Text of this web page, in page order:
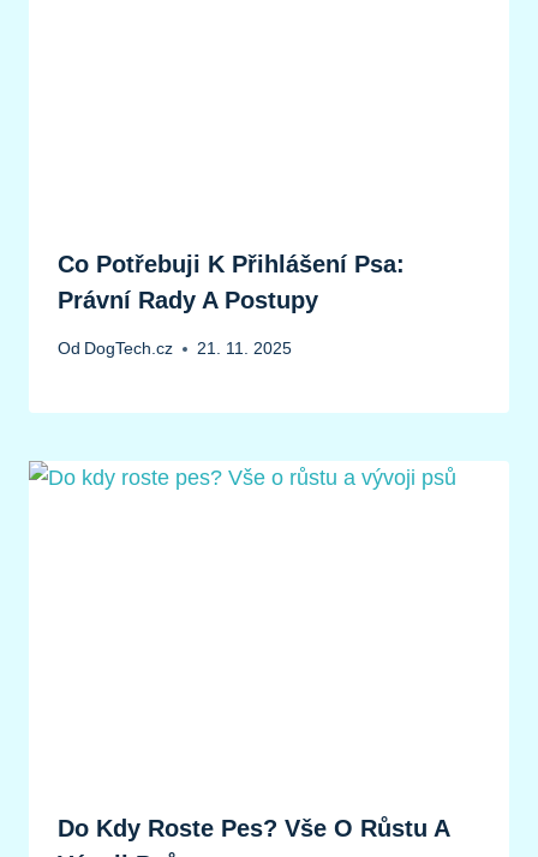
Co Potřebuji K Přihlášení Psa:
Právní Rady A Postupy
Od DogTech.cz 21. 11. 2025
Do Kdy Roste Pes? Vše O Růstu A